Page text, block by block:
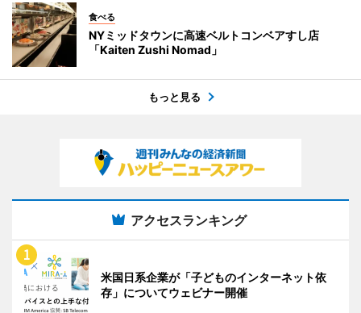
食べる
NYミッドタウンに高速ベルトコンベアすし店
「Kaiten Zushi Nomad」
もっと見る
アクセスランキング
米国日系企業が「子どものインターネット依
存」についてウェビナー開催